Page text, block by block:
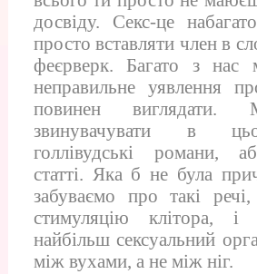
досвіду. Секс-це
просто вставляти член в
феєрверк. Багато з нас
неправильне уявлення
повинен
звинувачувати в
голлівудські романи,
статті. Яка б не була
забуваємо про такі
стимуляцію
найбільш сексуальний
між вухами, а не між ніг.